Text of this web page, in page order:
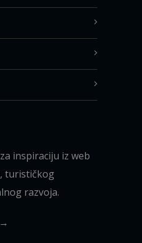
inspiraciju iz web
turističkog
razvoja.